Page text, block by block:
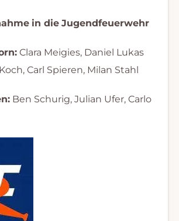
in die Jugendfeuerwehr
Clara Meigies, Daniel Lukas
Carl Spieren, Milan Stahl
Ben Schurig, Julian Ufer, Carlo